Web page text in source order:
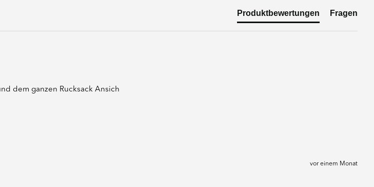
Produktbewertungen Fragen
dem ganzen Rucksack Ansich
vor einem Monat